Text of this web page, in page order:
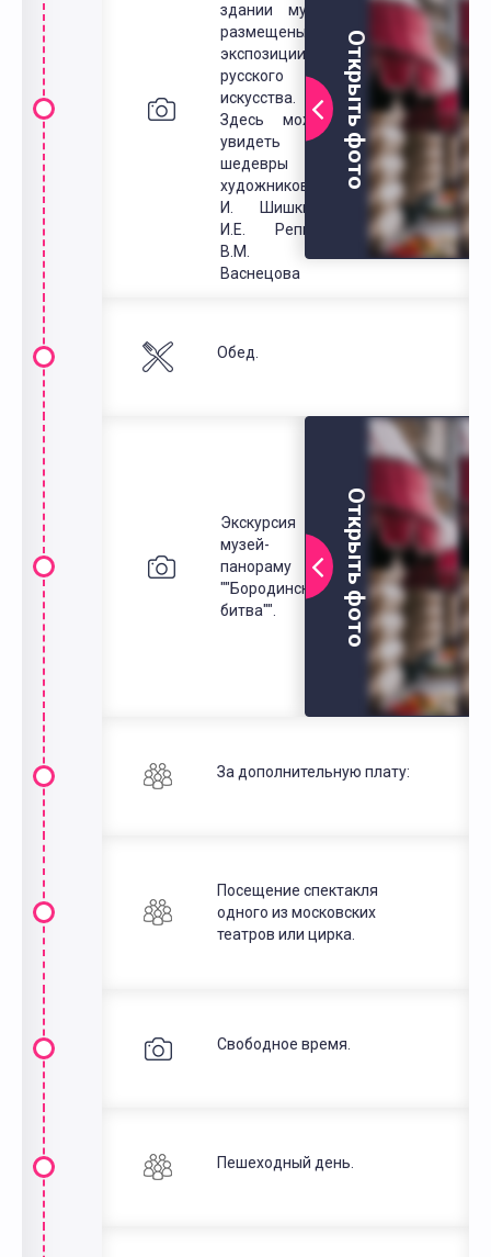
здании музея
размещены
экспозиции
русского
искусства.
Здесь можно
увидеть
шедевры
художников И.
И. Шишкина,
И.Е. Репина,
В.М.
Васнецова
Открыть фото
Обед.
Экскурсия в
музей-
панораму
""Бородинская
битва"".
Открыть фото
За дополнительную плату:
Посещение спектакля
одного из московских
театров или цирка.
Свободное время.
Пешеходный день.